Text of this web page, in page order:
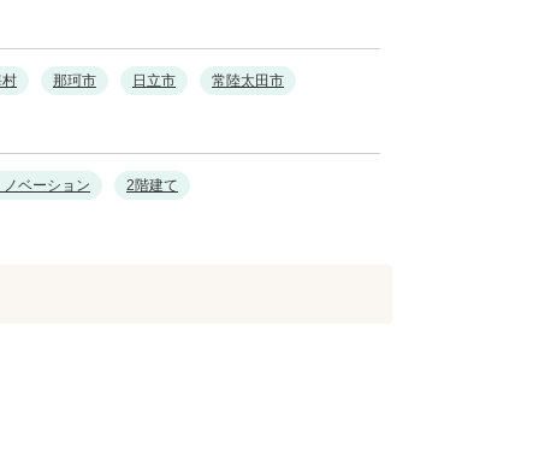
那珂市 日立市 常陸太田市
ベーション 2階建て